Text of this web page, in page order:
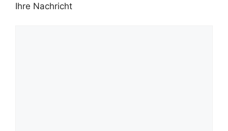
Ihre Nachricht